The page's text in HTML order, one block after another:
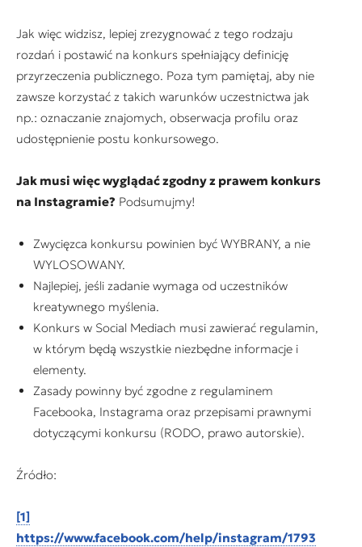
Jak więc widzisz, lepiej zrezygnować z tego rodzaju
rozdań i postawić na konkurs spełniający definicję
przyrzeczenia publicznego. Poza tym pamiętaj, aby nie
zawsze korzystać z takich warunków uczestnictwa jak
np.: oznaczanie znajomych, obserwacja profilu oraz
udostępnienie postu konkursowego.
Jak musi więc wyglądać zgodny z prawem konkurs
na Instagramie? Podsumujmy!
Zwycięzca konkursu powinien być WYBRANY, a nie
WYLOSOWANY.
Najlepiej, jeśli zadanie wymaga od uczestników
kreatywnego myślenia.
Konkurs w Social Mediach musi zawierać regulamin,
w którym będą wszystkie niezbędne informacje i
elementy.
Zasady powinny być zgodne z regulaminem
Facebooka, Instagrama oraz przepisami prawnymi
dotyczącymi konkursu (RODO, prawo autorskie).
Źródło:
[1]
https://www.facebook.com/help/instagram/1793